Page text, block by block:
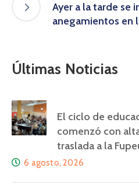
Ayer a la tarde se
anegamientos en
Últimas Noticias
El ciclo de
comenzó con
traslada a la
6 agosto, 2026